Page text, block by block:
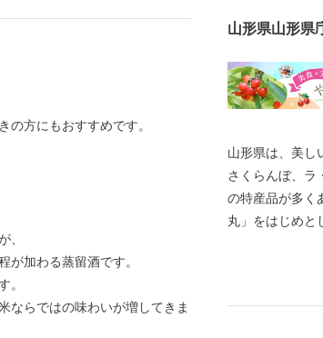
の方にもおすすめです。
、
が加わる蒸留酒です。
。
ならではの味わいが増してきま
山形県山形県
山形県は、美し
さくらんぼ、ラ
の特産品が多く
丸」をはじめと
本酒など、「